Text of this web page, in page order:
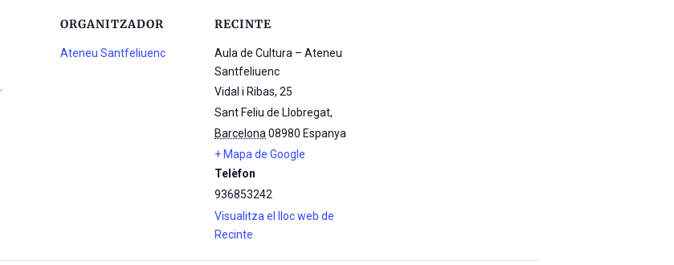
ORGANITZADOR
Ateneu Santfeliuenc
RECINTE
Aula de Cultura – Ateneu
Santfeliuenc
Vidal i Ribas, 25
Sant Feliu de Llobregat,
Barcelona 08980 Espanya
+ Mapa de Google
Telèfon
936853242
Visualitza el lloc web de
Recinte